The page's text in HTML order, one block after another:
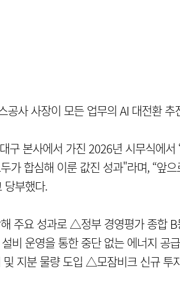
공사 사장이 모든 업무의 AI 대전환 추
구 본사에서 가진 2026년 시무식에
가 합심해 이룬 값진 성과"라며, “앞
당부했다.
주요 성과로 △정부 경영평가 종합
비 운영을 통한 중단 없는 에너지
및 지분 물량 도입 △모잠비크 신규